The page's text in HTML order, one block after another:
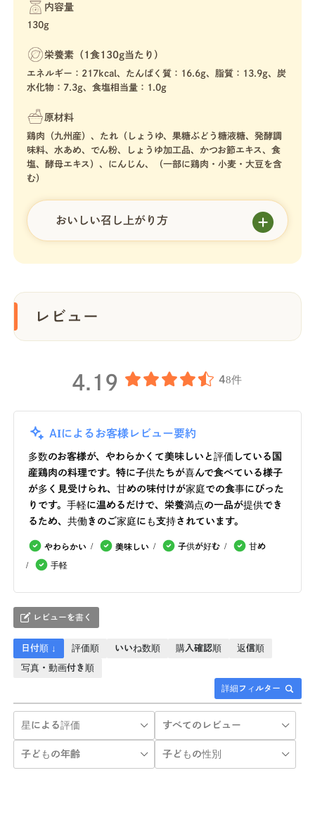
内容量
130g
栄養素（1食130g当たり）
エネルギー：217kcal、たんぱく質：16.6g、脂質：13.9g、炭
水化物：7.3g、食塩相当量：1.0g
原材料
鶏肉（九州産）、たれ（しょうゆ、果糖ぶどう糖液糖、発酵調
味料、水あめ、でん粉、しょうゆ加工品、かつお節エキス、食
塩、酵母エキス）、にんじん、（一部に鶏肉・小麦・大豆を含
む）
おいしい召し上がり方
レビュー
4.19 48件
AIによるお客様レビュー要約
多数のお客様が、やわらかくて美味しいと評価している国
産鶏肉の料理です。特に子供たちが喜んで食べている様子
が多く見受けられ、甘めの味付けが家庭での食事にぴった
りです。手軽に温めるだけで、栄養満点の一品が提供でき
るため、共働きのご家庭にも支持されています。
やわらかい 美味しい 子供が好む 甘め
手軽
レビューを書く
詳細フィルター
日付順 ↓ 評価順 いいね数順 購入確認順 返信順
写真・動画付き順